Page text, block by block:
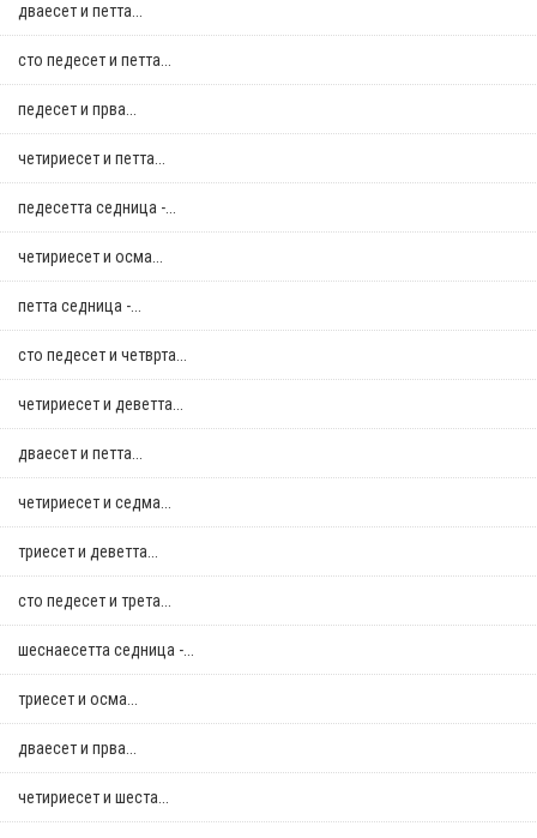
дваесет и петта...
сто педесет и петта...
педесет и прва...
четириесет и петта...
педесетта седница -...
четириесет и осма...
петта седница -...
сто педесет и четврта...
четириесет и деветта...
дваесет и петта...
четириесет и седма...
триесет и деветта...
сто педесет и трета...
шеснаесетта седница -...
триесет и осма...
дваесет и прва...
четириесет и шеста...